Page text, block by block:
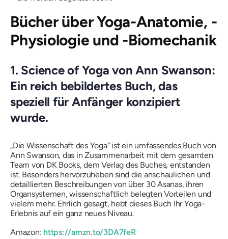
Bücher über Yoga-Anatomie, -
Physiologie und -Biomechanik
1. Science of Yoga von Ann Swanson:
Ein reich bebildertes Buch, das
speziell für Anfänger konzipiert
wurde.
„Die Wissenschaft des Yoga“ ist ein umfassendes Buch von
Ann Swanson, das in Zusammenarbeit mit dem gesamten
Team von DK Books, dem Verlag des Buches, entstanden
ist. Besonders hervorzuheben sind die anschaulichen und
detaillierten Beschreibungen von über 30 Asanas, ihren
Organsystemen, wissenschaftlich belegten Vorteilen und
vielem mehr. Ehrlich gesagt, hebt dieses Buch Ihr Yoga-
Erlebnis auf ein ganz neues Niveau.
Amazon: https://amzn.to/3DA7feR